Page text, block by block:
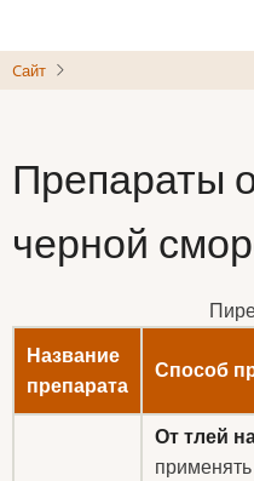
to
main
Cайт
Препараты
черной
Название
препарата
Способ
От тлей